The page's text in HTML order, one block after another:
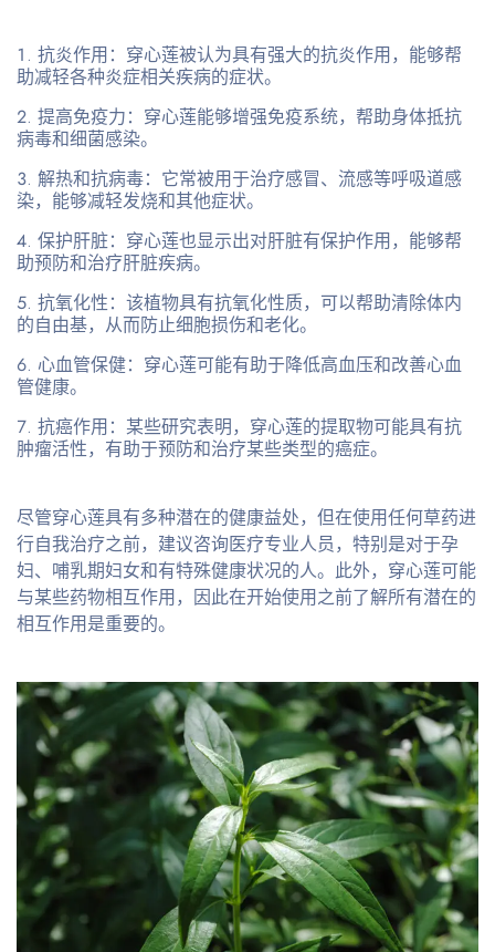
抗炎作用：穿心莲被认为具有强大的抗炎作用，能够帮
助减轻各种炎症相关疾病的症状。
提高免疫力：穿心莲能够增强免疫系统，帮助身体抵抗
病毒和细菌感染。
解热和抗病毒：它常被用于治疗感冒、流感等呼吸道感
染，能够减轻发烧和其他症状。
保护肝脏：穿心莲也显示出对肝脏有保护作用，能够帮
助预防和治疗肝脏疾病。
抗氧化性：该植物具有抗氧化性质，可以帮助清除体内
的自由基，从而防止细胞损伤和老化。
心血管保健：穿心莲可能有助于降低高血压和改善心血
管健康。
抗癌作用：某些研究表明，穿心莲的提取物可能具有抗
肿瘤活性，有助于预防和治疗某些类型的癌症。
尽管穿心莲具有多种潜在的健康益处，但在使用任何草药进
行自我治疗之前，建议咨询医疗专业人员，特别是对于孕
妇、哺乳期妇女和有特殊健康状况的人。此外，穿心莲可能
与某些药物相互作用，因此在开始使用之前了解所有潜在的
相互作用是重要的。